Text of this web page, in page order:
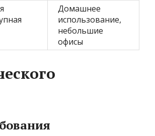
Домашнее
использование,
небольшие
офисы